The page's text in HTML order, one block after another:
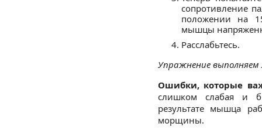
сопротивление
положении на
мышцы
Расслабьтесь.
Упражнение выполняем
Ошибки, которые
слишком слабая и
результате мышца
морщины.